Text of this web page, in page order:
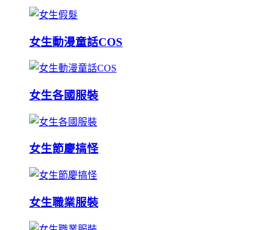
女生動漫童話COS
女生各國服裝
女生節慶搞怪
女生職業服裝